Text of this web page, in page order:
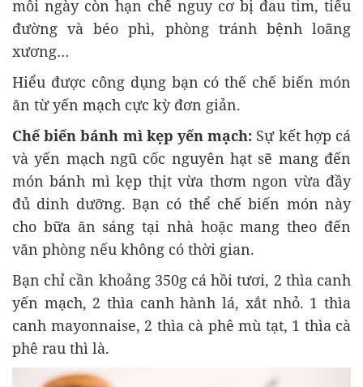
mỗi ngày còn hạn chế nguy cơ bị đau tim, tiểu
đường và béo phì, phòng tránh bệnh loãng
xương…
Hiểu được công dụng bạn có thế chế biến món
ăn từ yến mạch cực kỳ đơn giản.
Chế biến bánh mì kẹp yến mạch: Sự kết hợp cá
và yến mạch ngũ cốc nguyên hạt sẽ mang đến
món bánh mì kẹp thịt vừa thơm ngon vừa đầy
đủ dinh dưỡng. Bạn có thể chế biến món này
cho bữa ăn sáng tại nhà hoặc mang theo đến
văn phòng nếu không có thời gian.
Bạn chỉ cần khoảng 350g cá hồi tươi, 2 thìa canh
yến mạch, 2 thìa canh hành lá, xắt nhỏ. 1 thìa
canh mayonnaise, 2 thìa cà phê mù tạt, 1 thìa cà
phê rau thì là.